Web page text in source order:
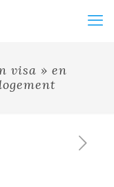
visa » en